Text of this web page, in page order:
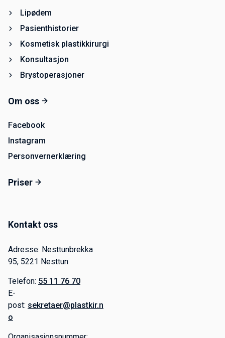
Lipødem
Pasienthistorier
Kosmetisk plastikkirurgi
Konsultasjon
Brystoperasjoner
Om oss
Facebook
Instagram
Personvernerklæring
Priser
Kontakt oss
Adresse: Nesttunbrekka
95, 5221 Nesttun
Telefon: 55 11 76 70
E-
post: sekretaer@plastkir.n
o